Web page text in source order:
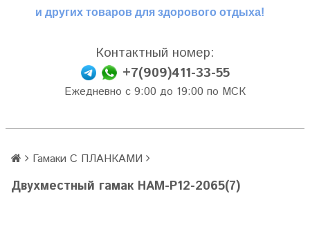
и других товаров для здорового отдыха!
Контактный номер:
+7(909)411-33-55
Ежедневно с 9:00 до 19:00 по МСК
Гамаки С ПЛАНКАМИ
Двухместный гамак HAM-P12-2065(7)